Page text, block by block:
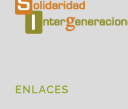
ENLACES